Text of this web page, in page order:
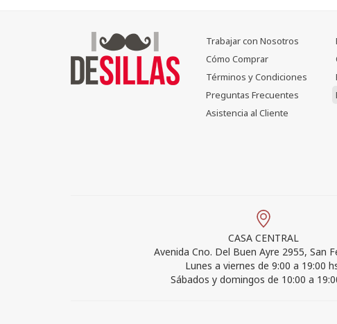
Trabajar con Nosotros
Cómo Comprar
Términos y Condiciones
Preguntas Frecuentes
Asistencia al Cliente
CASA CENTRAL
Avenida Cno. Del Buen Ayre 2955, San
Lunes a viernes de 9:00 a 19:00
Sábados y domingos de 10:00 a